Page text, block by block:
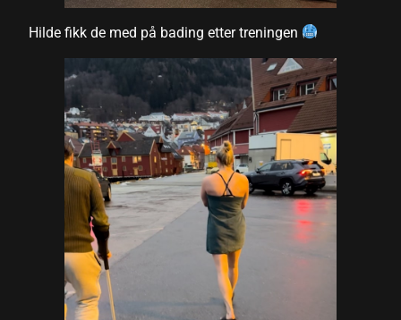
Hilde fikk de med på bading etter treningen